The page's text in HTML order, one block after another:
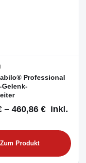
Professional
Gelenk-
– 460,86 € inkl.
Zum Produkt